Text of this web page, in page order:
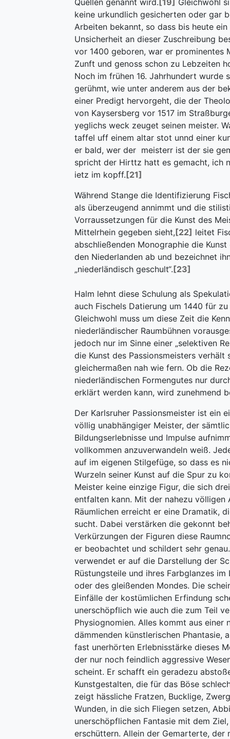
Quellen genannt wird. [19] Gleichwohl
keine urkundlich gesicherten oder gar
Arbeiten bekannt, so dass bis heute ein
Unsicherheit an dieser Zuschreibung
vor 1400 geboren, war er prominentes
Zunft und genoss schon zu Lebzeiten
Noch im frühen 16. Jahrhundert wurde
gerühmt, wie unter anderem aus der
einer Predigt hervorgeht, die der
von Kaysersberg vor 1517 im
yeglichs weck zeuget seinen meister.
taffel uff einem altar stot unnd einer
er bald, wer der meisterr ist der sie
spricht der Hirttz hatt es gemacht, ich
ietz im kopff. [21]
Während Stange die Identifizierung
als überzeugend annimmt und die
Vorraussetzungen für die Kunst des
Mittelrhein gegeben sieht, [22] leitet
abschließenden Monographie die Kunst
den Niederlanden ab und bezeichnet
„niederländisch geschult“. [23]
Halm lehnt diese Schulung als
auch Fischels Datierung um 1440 für
Gleichwohl muss um diese Zeit die
niederländischer Raumbühnen
jedoch nur im Sinne einer „selektiven
die Kunst des Passionsmeisters verhält
gleichermaßen nah wie fern. Ob die
niederländischen Formengutes nur
erklärt werden kann, wird zunehmend
Der Karlsruher Passionsmeister ist ein
völlig unabhängiger Meister, der
Bildungserlebnisse und Impulse
vollkommen anzuverwandeln weiß.
auf im eigenen Stilgefüge, so dass es
Wurzeln seiner Kunst auf die Spur zu
Meister keine einzige Figur, die sich
entfalten kann. Mit der nahezu völligen
Räumlichen erreicht er eine Dramatik,
sucht. Dabei verstärken die gekonnt
Verkürzungen der Figuren diese
er beobachtet und schildert sehr
verwendet er auf die Darstellung der
Rüstungsteile und ihres Farbglanzes
oder des gleißenden Mondes. Die
Einfälle der kostümlichen Erfindung
unerschöpflich wie auch die zum Teil
Physiognomien. Alles kommt aus einer
dämmenden künstlerischen Phantasie,
fast unerhörten Erlebnisstärke dieses
der nur noch feindlich aggressive
scheint. Er schafft ein geradezu
Kunstgestalten, die für das Böse
zeigt hässliche Fratzen, Bucklige,
Wunden, in die sich Fliegen setzen,
unerschöpflichen Fantasie mit dem
erschüttern. Allein der Gemarterte, der